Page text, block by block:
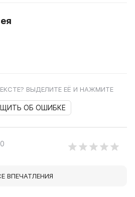
ВЫДЕЛИТЕ ЕЁ И НАЖМИТЕ
ОБ ОШИБКЕ
0
ВПЕЧАТЛЕНИЯ